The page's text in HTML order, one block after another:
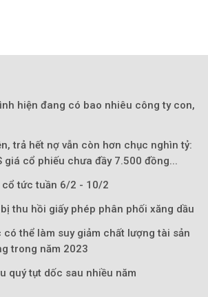
hiện đang có bao nhiêu công ty con,
trả hết nợ vẫn còn hơn chục nghìn tỷ:
giá cổ phiếu chưa đầy 7.500 đồng...
tức tuần 6/2 - 10/2
thu hồi giấy phép phân phối xăng dầu
thể làm suy giảm chất lượng tài sản
trong năm 2023
quý tụt dốc sau nhiều năm